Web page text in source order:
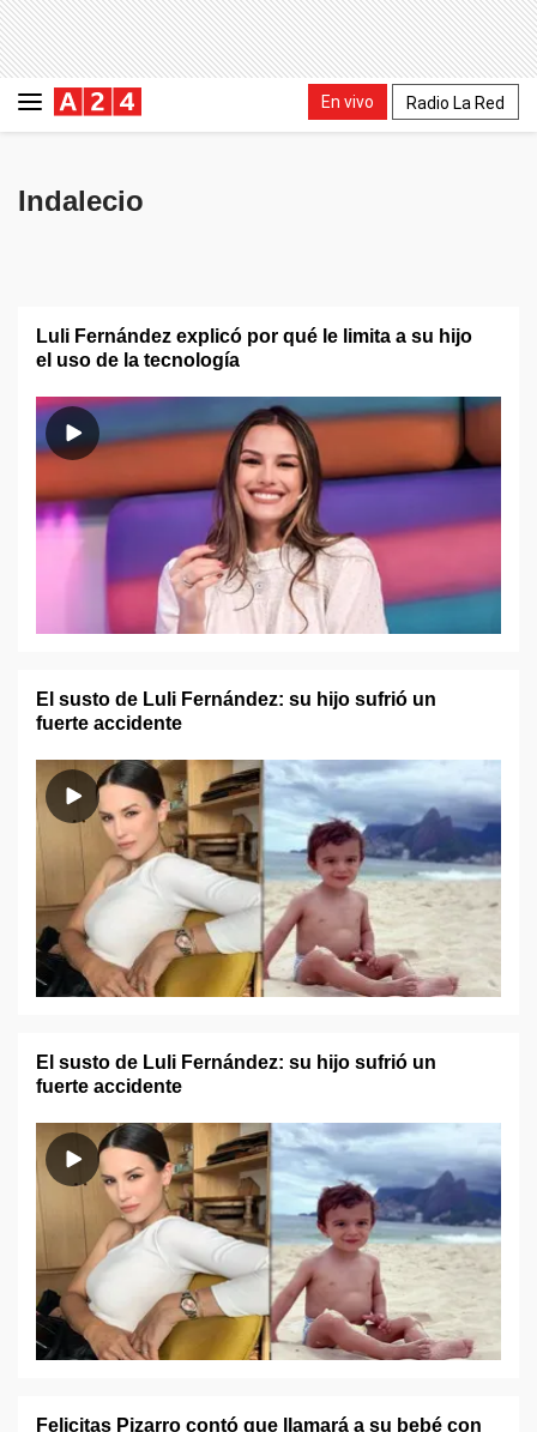
En vivo Radio La Red
Indalecio
Luli Fernández explicó por qué le limita a su hijo
el uso de la tecnología
El susto de Luli Fernández: su hijo sufrió un
fuerte accidente
El susto de Luli Fernández: su hijo sufrió un
fuerte accidente
Felicitas Pizarro contó que llamará a su bebé con